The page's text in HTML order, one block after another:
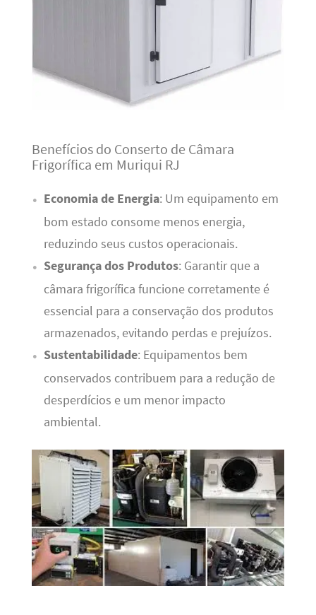
Benefícios do Conserto de Câmara
Frigorífica em Muriqui RJ
Economia de Energia: Um equipamento em
bom estado consome menos energia,
reduzindo seus custos operacionais.
Segurança dos Produtos: Garantir que a
câmara frigorífica funcione corretamente é
essencial para a conservação dos produtos
armazenados, evitando perdas e prejuízos.
Sustentabilidade: Equipamentos bem
conservados contribuem para a redução de
desperdícios e um menor impacto
ambiental.